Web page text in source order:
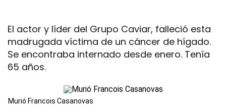
El actor y líder del Grupo Caviar, falleció esta
madrugada víctima de un cáncer de hígado.
Se encontraba internado desde enero. Tenía
65 años.
Murió Francois Casanovas